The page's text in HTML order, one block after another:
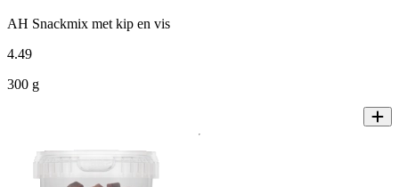
AH Snackmix met kip en vis
4.49
300 g